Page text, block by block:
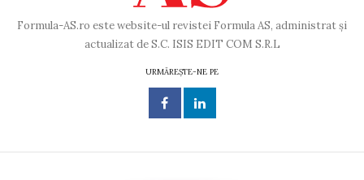
Formula-AS.ro este website-ul revistei Formula AS, administrat și
actualizat de S.C. ISIS EDIT COM S.R.L
URMĂREȘTE-NE PE